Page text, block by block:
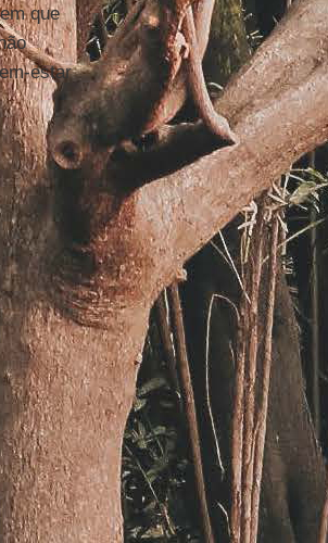
que
estar